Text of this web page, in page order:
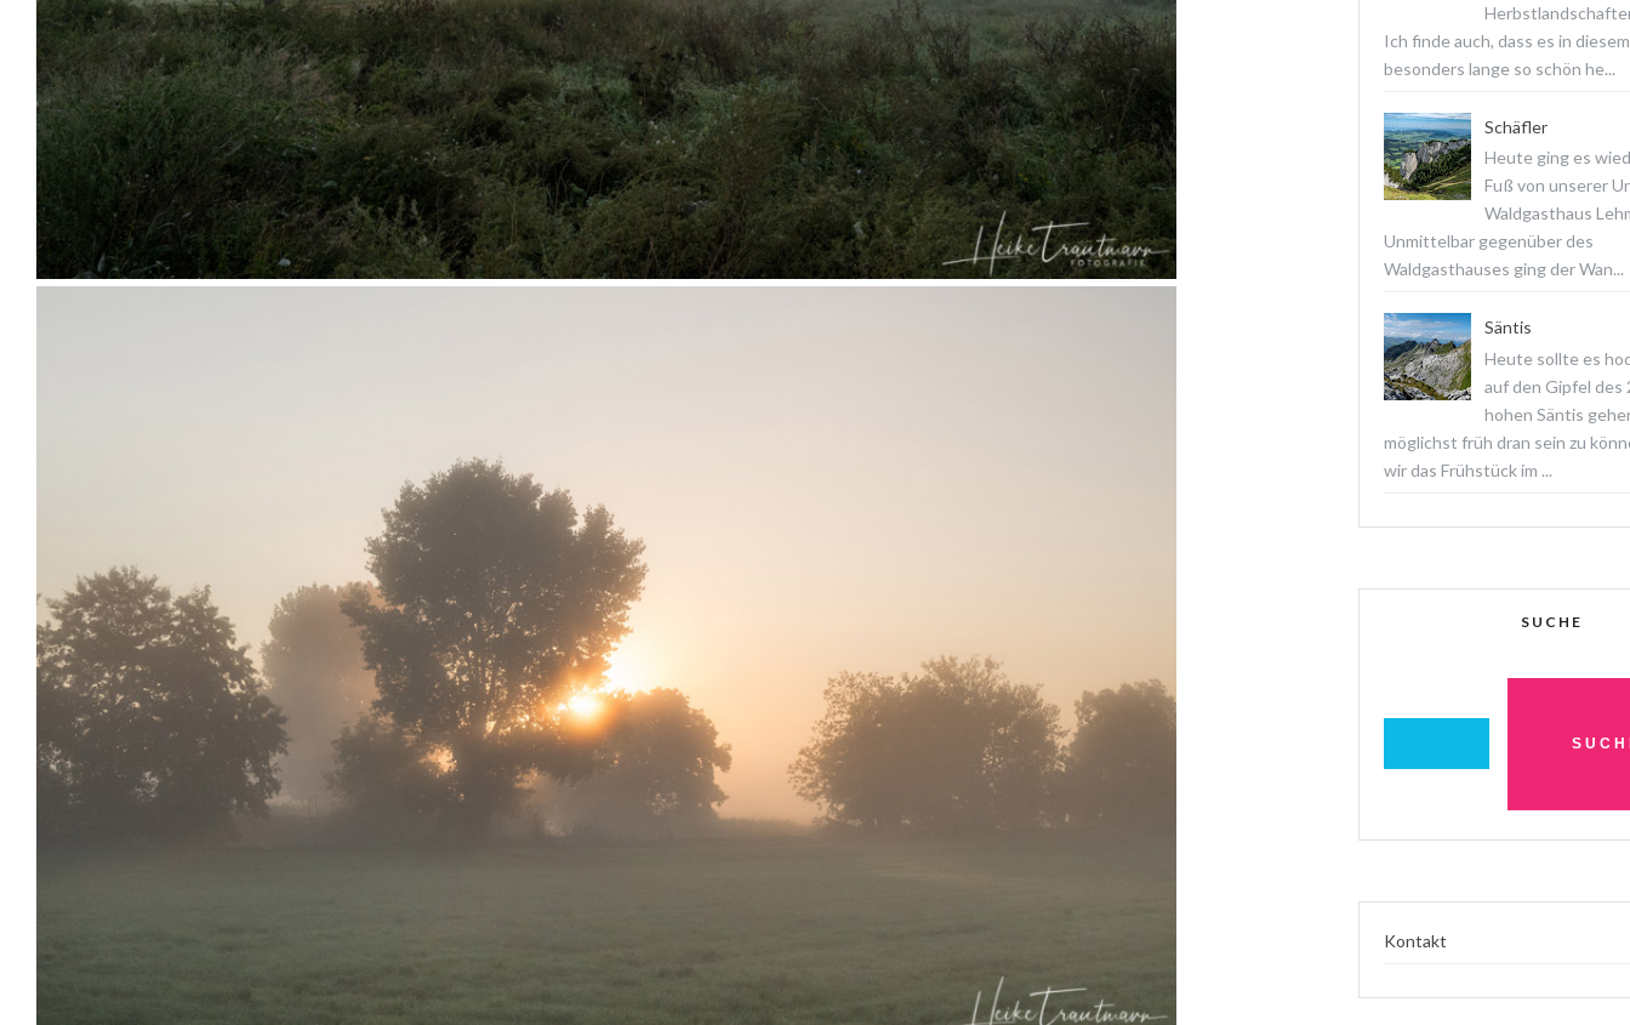
Ich finde auch, dass es in
besonders lange so schön he...
Schäfler
Heute ging es
Fuß von unserer
Waldgasthaus
Unmittelbar gegenüber des
Waldgasthauses ging der Wan...
Säntis
Heute sollte es
auf den Gipfel des
hohen Säntis
möglichst früh dran sein zu
wir das Frühstück im ...
SUCHE
Kontakt